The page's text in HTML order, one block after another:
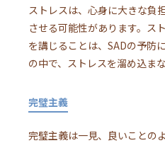
ストレスは、心身に大きな負
させる可能性があります。ス
を講じることは、SADの予防
の中で、ストレスを溜め込ま
完璧主義
完璧主義は一見、良いことの